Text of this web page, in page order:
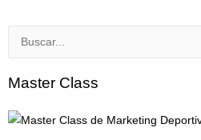
Buscar
Master Class